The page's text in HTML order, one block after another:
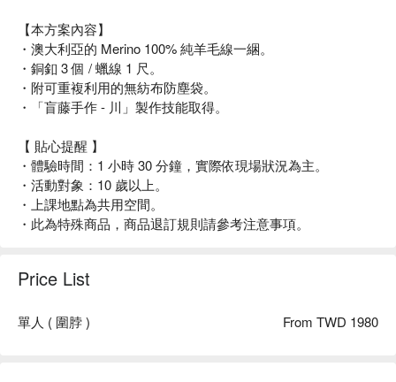
【本方案內容】
・澳大利亞的 Merino 100% 純羊毛線一綑。
・銅釦 3 個 / 蠟線 1 尺。
・附可重複利用的無紡布防塵袋。
・「盲藤手作 - 川」製作技能取得。
【 貼心提醒 】
・體驗時間：1 小時 30 分鐘，實際依現場狀況為主。
・活動對象：10 歲以上。
・上課地點為共用空間。
・此為特殊商品，商品退訂規則請參考注意事項。
Price List
單人 ( 圍脖 ) From TWD 1980